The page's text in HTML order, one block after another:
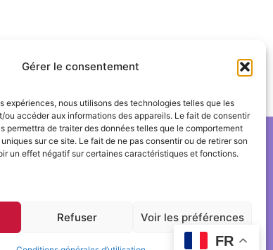
Gérer le consentement
expériences, nous utilisons des technologies telles que les
accéder aux informations des appareils. Le fait de consentir
permettra de traiter des données telles que le comportement
sur ce site. Le fait de ne pas consentir ou de retirer son
un effet négatif sur certaines caractéristiques et fonctions.
Refuser Voir les préférences
FR